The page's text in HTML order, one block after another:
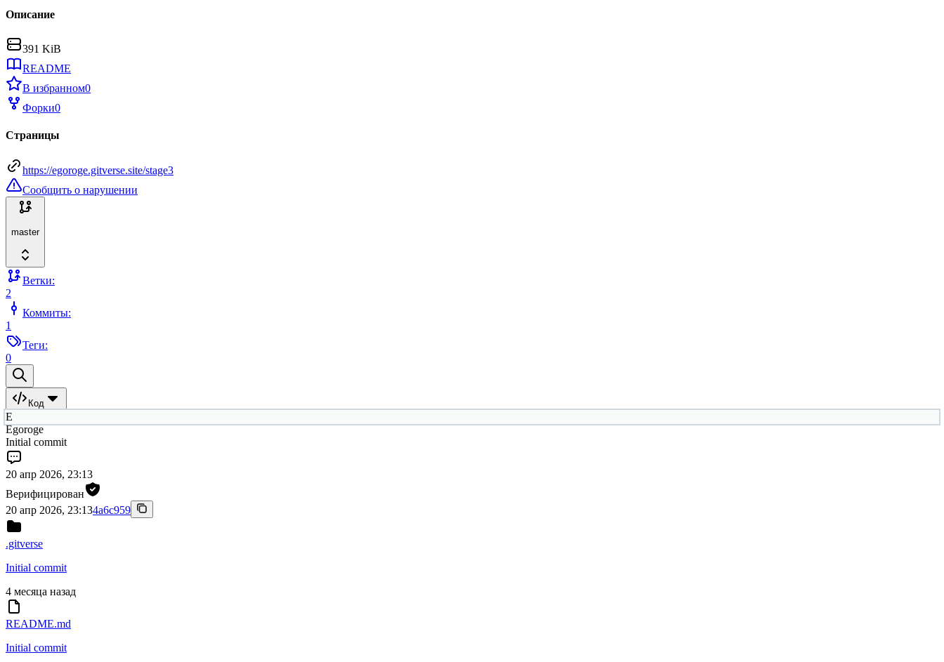
Описание
391 KiB
README
В избранном0
Форки0
Страницы
https://egoroge.gitverse.site/stage3
Сообщить о нарушении
master
Ветки:
2
Коммиты:
1
Теги:
0
Код
E
Egoroge
Initial commit
20 апр 2026, 23:13
Верифицирован
20 апр 2026, 23:134a6c959
.gitverse
Initial commit
4 месяца назад
README.md
Initial commit